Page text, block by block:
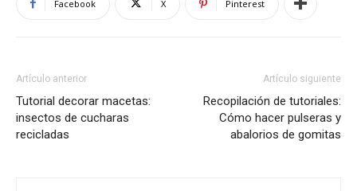
Facebook X Pinterest
Artículo anterior
Tutorial decorar macetas:
insectos de cucharas
recicladas
Artículo siguiente
Recopilación de tutoriales:
Cómo hacer pulseras y
abalorios de gomitas